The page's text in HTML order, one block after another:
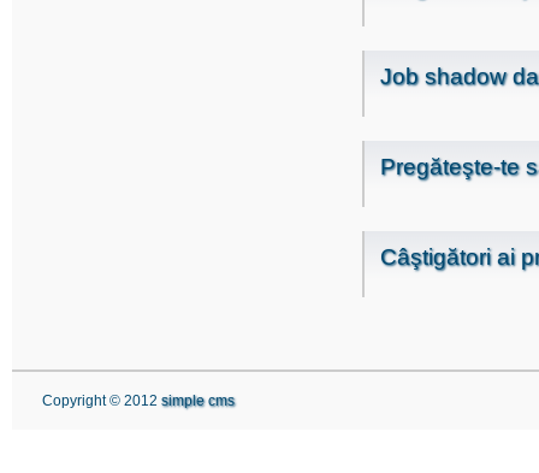
Job shadow
Pregăteşte-te
Câştigători ai
Copyright © 2012 simple cms